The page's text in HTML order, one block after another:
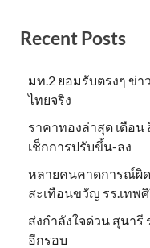
Recent Posts
มท.2 ยอมรับตรงๆ ข่
ไทยจริง
ราคาทองล่าสุด เดือน
เช็กการปรับขึ้น-ลง
หลายคนคาดการณ์ผิด!
สะเทือนขวัญ รร.เทพ
ส่งกำลังใจด่วน สุนารี
อีกรอบ